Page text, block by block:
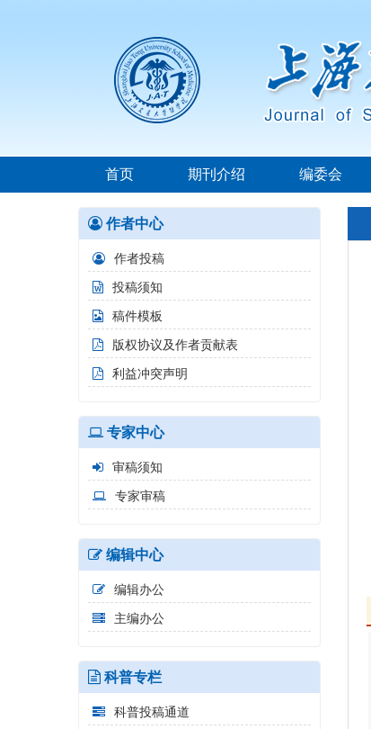
首页 期刊介绍 编委会
作者中心
作者投稿
投稿须知
稿件模板
版权协议及作者贡献表
利益冲突声明
专家中心
审稿须知
专家审稿
编辑中心
编辑办公
主编办公
科普专栏
科普投稿通道